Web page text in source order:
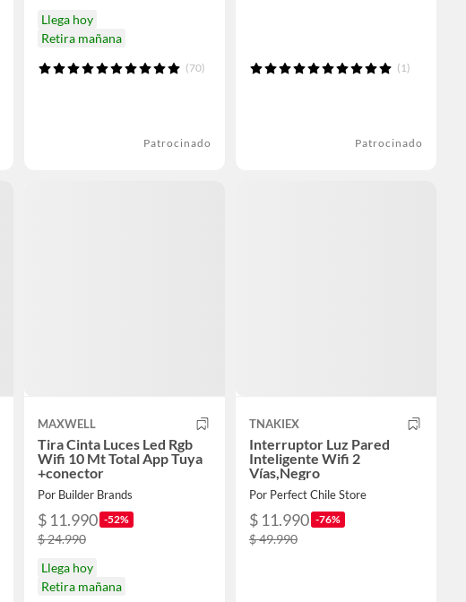
Llega hoy
Retira mañana
(70)
Patrocinado
(1)
Patrocinado
MAXWELL
Tira Cinta Luces Led Rgb
Wifi 10 Mt Total App Tuya
+conector
Por Builder Brands
$ 11.990 -52%
$ 24.990
Llega hoy
Retira mañana
TNAKIEX
Interruptor Luz Pared
Inteligente Wifi 2
Vías,Negro
Por Perfect Chile Store
$ 11.990 -76%
$ 49.990